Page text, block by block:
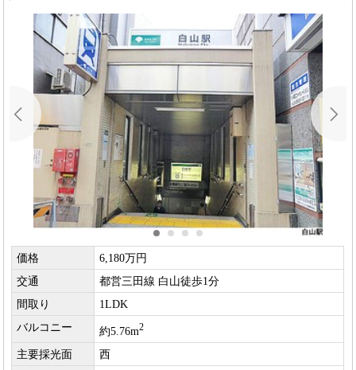
価格
6,180万円
交通
都営三田線 白山徒歩1分
間取り
1LDK
バルコニー
約5.76m2
主要採光面 西